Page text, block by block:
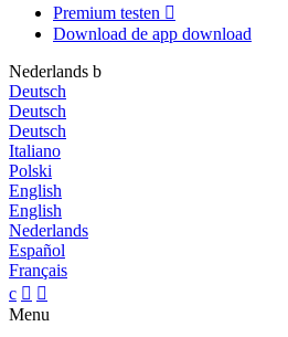
Premium testen 
Download de app download
Nederlands b
Deutsch
Deutsch
Deutsch
Italiano
Polski
English
English
Nederlands
Español
Français
c  
Menu